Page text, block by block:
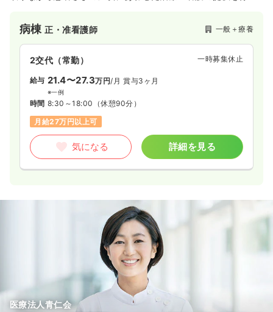
病棟正・准看護師 一般＋療養
2交代（常勤） 一時募集休止
給与 21.4〜27.3万円/月 賞与3ヶ月
※一例
時間 8:30～18:00 （休憩90分）
月給27万円以上可
気になる 詳細を見る
医療法人青仁会